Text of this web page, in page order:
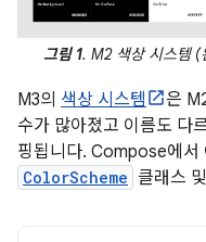
그림 1. M2 색상 시스템 (
M3의 색상 시스템
은
수가 많아졌고 이름도 다
핑됩니다. Compose에서
ColorScheme 클래스